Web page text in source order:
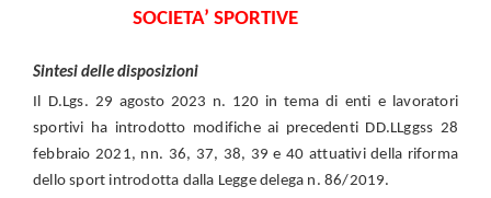
SOCIETA’ SPORTIVE
Sintesi delle disposizioni
Il D.Lgs. 29 agosto 2023 n. 120 in tema di enti e lavoratori
sportivi ha introdotto modifiche ai precedenti DD.LLggss 28
febbraio 2021, nn. 36, 37, 38, 39 e 40 attuativi della riforma
dello sport introdotta dalla Legge delega n. 86/2019.